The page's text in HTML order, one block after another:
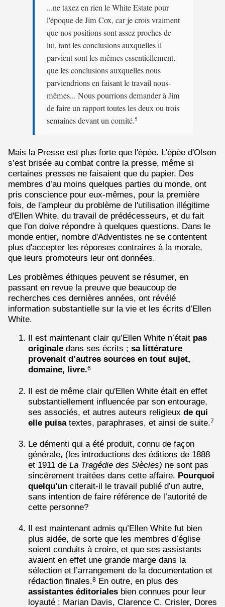
...ne taxez en rien le White Estate pour
l'époque de Jim Cox, car je crois vraiment
que nos positions sont assez proches de
lui, tant les conclusions auxquelles il
parvient sont les mêmes essentiellement,
que les conclusions auxquelles nous
parviendrions en faisant le travail nous-
mêmes... Nous pourrions demander à Jim
de faire un rapport toutes les deux ou trois
semaines devant un comité.5
Mais la Presse est plus forte que l'épée. L'épée d'Olson
s’est brisée au combat contre la presse, même si
certaines presses ne faisaient que du papier. Des
membres d’au moins quelques parties du monde, ont
pris conscience pour eux-mêmes, pour la première
fois, de l'ampleur du problème de l'utilisation illégitime
d'Ellen White, du travail de prédécesseurs, et du fait
que l'on doive répondre à quelques questions. Dans le
monde entier, nombre d'Adventistes ne se contentent
plus d'accepter les réponses contraires à la morale,
que leurs promoteurs leur ont données.
Les problèmes éthiques peuvent se résumer, en
passant en revue la preuve que beaucoup de
recherches ces dernières années, ont révélé
information substantielle sur la vie et les écrits d’Ellen
White.
Il est maintenant clair qu’Ellen White n’était pas
originale dans ses écrits ; sa littérature
provenait d’autres sources en tout sujet,
domaine, livre.6
Il est de même clair qu'Ellen White était en effet
substantiellement influencée par son entourage,
ses associés, et autres auteurs religieux de qui
elle puisa textes, paraphrases, et ainsi de suite. 7
Le démenti qui a été produit, connu de façon
générale, (les introductions des éditions de 1888
et 1911 de La Tragédie des Siècles) ne sont pas
sincèrement traitées dans cette affaire. Pourquoi
quelqu'un citerait-il le travail publié d’un autre,
sans intention de faire référence de l’autorité de
cette personne?
Il est maintenant admis qu’Ellen White fut bien
plus aidée, de sorte que les membres d’église
soient conduits à croire, et que ses assistants
avaient en effet une grande marge dans la
sélection et l’arrangement de la documentation et
rédaction finales.8
En outre, en plus des
assistantes éditoriales bien connues pour leur
loyauté : Marian Davis, Clarence C. Crisler, Dores